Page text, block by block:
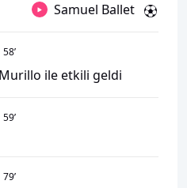
Samuel Ballet
58’
ile etkili geldi
59’
79’